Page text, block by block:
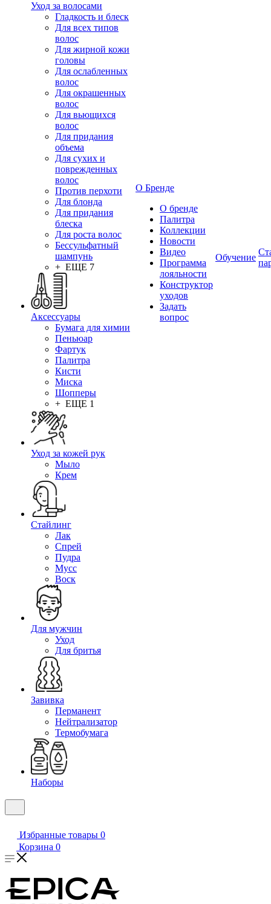
Уход за волосами
Гладкость и блеск
Для всех типов
волос
Для жирной кожи
головы
Для ослабленных
волос
Для окрашенных
волос
Для вьющихся
волос
Для придания
объема
Для сухих и
поврежденных
волос
Против перхоти
Для блонда
Для придания
блеска
Для роста волос
Бессульфатный
шампунь
+ ЕЩЕ 7
Аксессуары
Бумага для химии
Пеньюар
Фартук
Палитра
Кисти
Миска
Шопперы
+ ЕЩЕ 1
Уход за кожей рук
Мыло
Крем
Стайлинг
Лак
Спрей
Пудра
Мусс
Воск
Для мужчин
Уход
Для бритья
Завивка
Перманент
Нейтрализатор
Термобумага
Наборы
О Бренде
О бренде
Палитра
Коллекции
Новости
Видео
Программа
лояльности
Конструктор
уходов
Задать
вопрос
Обучение
Избранные товары 0
Корзина 0